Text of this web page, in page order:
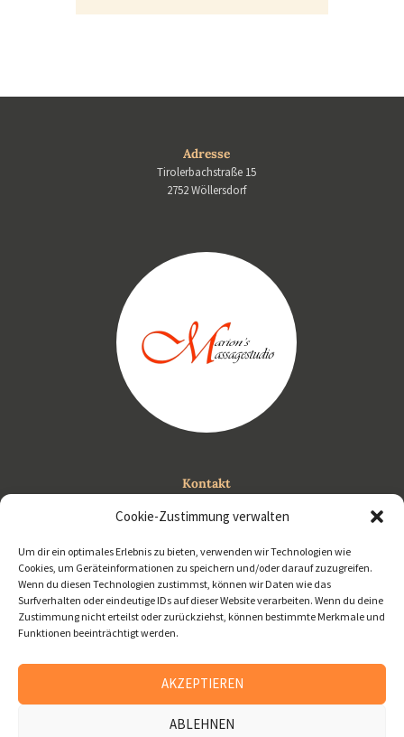
Cookie-Zustimmung verwalten
Um dir ein optimales Erlebnis zu bieten, verwenden wir Technologien wie
Cookies, um Geräteinformationen zu speichern und/oder darauf zuzugreifen.
Wenn du diesen Technologien zustimmst, können wir Daten wie das
Surfverhalten oder eindeutige IDs auf dieser Website verarbeiten. Wenn du deine
Zustimmung nicht erteilst oder zurückziehst, können bestimmte Merkmale und
Funktionen beeinträchtigt werden.
AKZEPTIEREN
ABLEHNEN
Adresse
Tirolerbachstraße 15
2752 Wöllersdorf
Kontakt
info@marions-massagestudio.at
Marions Massagestudio © 2026. All rights
reserved.
Impressum
Weiterführen Informationen